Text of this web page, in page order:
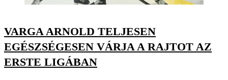
VARGA ARNOLD TELJESEN
EGÉSZSÉGESEN VÁRJA A RAJTOT AZ
ERSTE LIGÁBAN